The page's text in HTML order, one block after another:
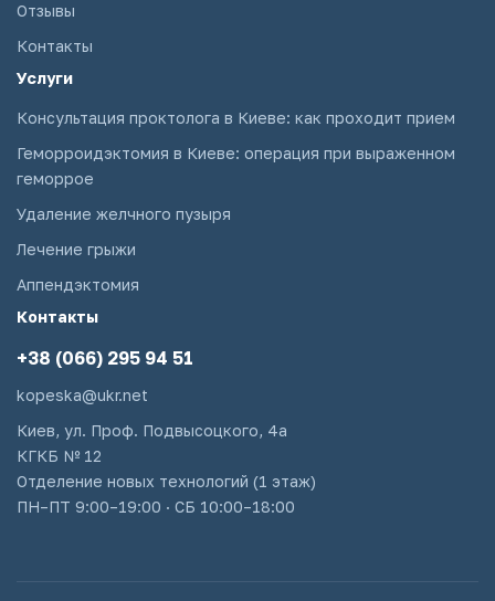
Отзывы
Контакты
Услуги
Консультация проктолога в Киеве: как проходит прием
Геморроидэктомия в Киеве: операция при выраженном
геморрое
Удаление желчного пузыря
Лечение грыжи
Аппендэктомия
Контакты
+38 (066) 295 94 51
kopeska@ukr.net
Киев, ул. Проф. Подвысоцкого, 4а
КГКБ № 12
Отделение новых технологий (1 этаж)
ПН–ПТ 9:00–19:00 · СБ 10:00–18:00